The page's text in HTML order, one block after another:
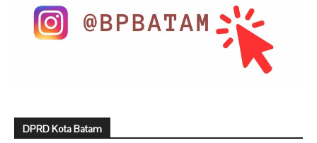
DPRD Kota Batam